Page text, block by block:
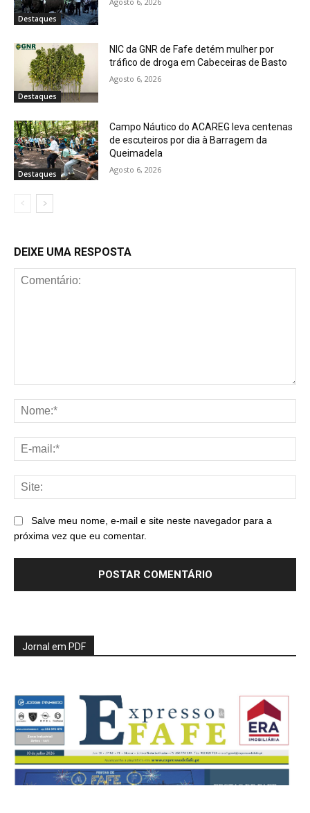
Destaques
Destaques
NIC da GNR de Fafe detém mulher por
tráfico de droga em Cabeceiras de Basto
Agosto 6, 2026
Destaques
Campo Náutico do ACAREG leva centenas
de escuteiros por dia à Barragem da
Queimadela
Agosto 6, 2026
DEIXE UMA RESPOSTA
Salve meu nome, e-mail e site neste navegador para a
próxima vez que eu comentar.
Jornal em PDF